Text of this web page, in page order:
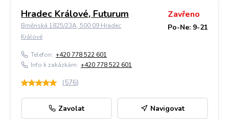
Hradec Králové, Futurum
Brněnská 1825/23A, 500 09 Hradec
Králové
Zavřeno
Po-Ne: 9-21
Telefon: +420 778 522 601
Info k zakázkám: +420 778 522 601
(576)
Zavolat Navigovat